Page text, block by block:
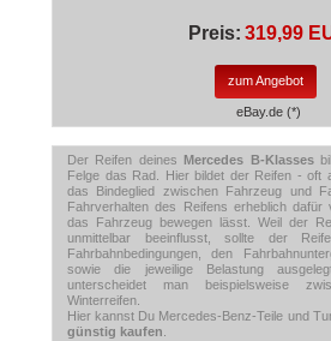
Preis: 319,99
zum Angebot
eBay.de (*)
Der Reifen deines Mercedes B-Klasses
Felge das Rad. Hier bildet der Reifen - oft
das Bindeglied zwischen Fahrzeug und
Fahrverhalten des Reifens erheblich dafür
das Fahrzeug bewegen lässt. Weil der
unmittelbar beeinflusst, sollte der
Fahrbahnbedingungen, den
sowie die jeweilige Belastung
unterscheidet man beispielsweise
Winterreifen.
Hier kannst Du Mercedes-Benz-Teile und
günstig kaufen